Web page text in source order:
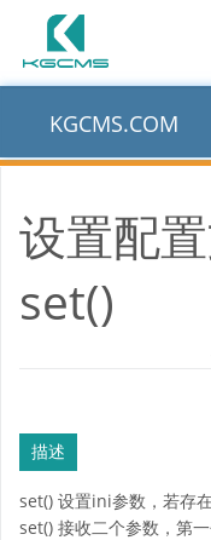
KGCMS.COM
设置配
set()
描述
set() 设置ini参数，若存
set() 接收二个参数，第